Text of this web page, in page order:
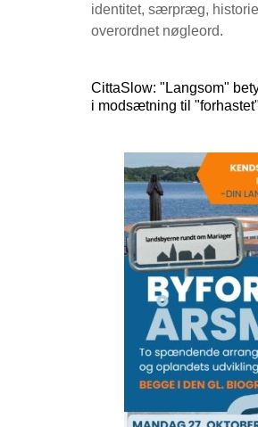
identitet, særpræg,
overordnet nøgleord.
CittaSlow: "Langsom"
i modsætning til